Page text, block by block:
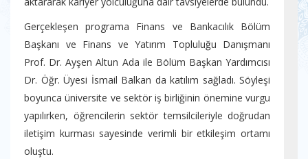
Gerçekleşen programa Finans ve Bankacılık Bölüm
Başkanı ve Finans ve Yatırım Topluluğu Danışmanı
Prof. Dr. Ayşen Altun Ada ile Bölüm Başkan Yardımcısı
Dr. Öğr. Üyesi İsmail Balkan da katılım sağladı. Söyleşi
boyunca üniversite ve sektör iş birliğinin önemine vurgu
yapılırken, öğrencilerin sektör temsilcileriyle doğrudan
iletişim kurması sayesinde verimli bir etkileşim ortamı
oluştu.